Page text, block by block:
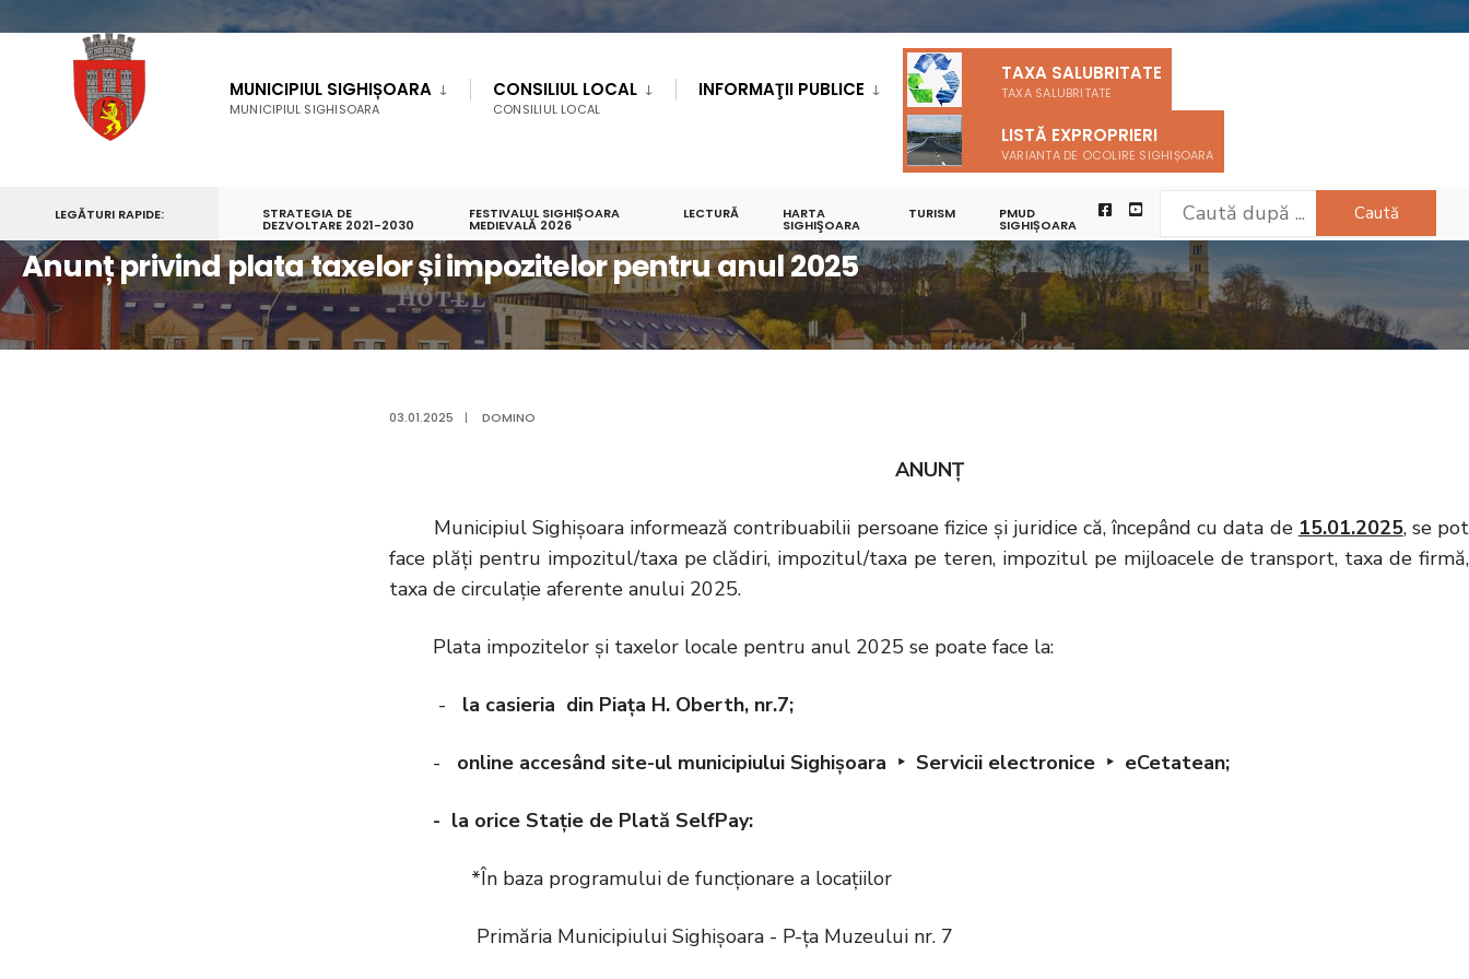
MUNICIPIUL SIGHIȘOARA
MUNICIPIUL SIGHISOARA
CONSILIUL LOCAL
CONSILIUL LOCAL
INFORMAŢII PUBLICE
TAXA SALUBRITATE
TAXA SALUBRITATE
LISTĂ EXPROPRIERI
VARIANTA DE OCOLIRE SIGHIȘOARA
LEGĂTURI RAPIDE: STRATEGIA DE
DEZVOLTARE 2021-2030
FESTIVALUL SIGHIȘOARA
MEDIEVALĂ 2026
LECTURĂ HARTA
SIGHIŞOARA
TURISM PMUD
SIGHIȘOARA
Caută
ANUNȚ PRIVIND PLATA TAXELOR ȘI IMPOZITELOR PENTRU ANUL 2025
Anunț privind plata taxelor și impozitelor pentru anul 2025
03.01.2025 | DOMINO
ANUNȚ
Municipiul Sighişoara informează contribuabilii persoane fizice şi juridice că, începând cu data de 15.01.2025, se pot
face plăți pentru impozitul/taxa pe clădiri, impozitul/taxa pe teren, impozitul pe mijloacele de transport, taxa de firmă,
taxa de circulație aferente anului 2025.
Plata impozitelor și taxelor locale pentru anul 2025 se poate face la:
- la casieria din Piața H. Oberth, nr.7;
- online accesând site-ul municipiului Sighișoara ‣ Servicii electronice ‣ eCetatean;
- la orice Stație de Plată SelfPay:
*În baza programului de funcționare a locațiilor
Primăria Municipiului Sighișoara - P-ța Muzeului nr. 7